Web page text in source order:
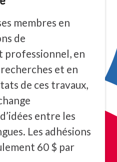
membres en
de
en
et en
de ces travaux,
entre les
Les adhésions
60 $ par